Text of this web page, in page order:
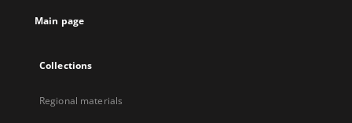
Main page
Collections
Regional materials